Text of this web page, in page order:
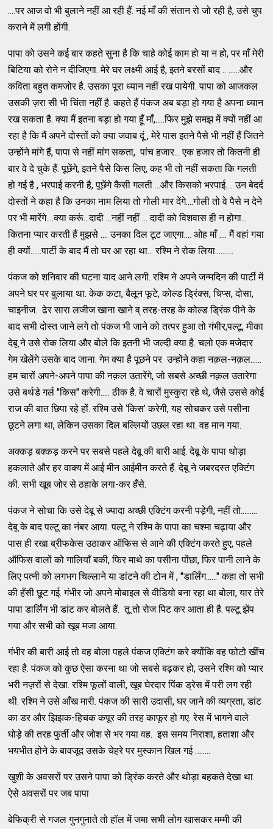
....पर आज वो भी बुलाने नहीं आ रही हैं. नई माँ की संतान रो जो रही है, उसे चुप
कराने में लगी होंगी.
पापा को उसने कई बार कहते सुना है कि चाहे कोई काम हो या न हो, पर माँ मेरी
बिटिया को रोने न दीजिएगा. मेरे घर लक्ष्मी आई है, इतने बरसों बाद .. ......और
कविता बहुत कमजोर है. उसका पूरा ध्यान नहीं रख पायेगी. पापा को आजकल
उसकी ज़रा सी भी चिंता नहीं है. कहते हैं पंकज अब बड़ा हो गया है अपना ध्यान
रख सकता है. क्या मैं इतना बड़ा हो गया हूँ माँ,.....फिर मुझे समझ में क्यों नहीं आ
रहा है कि मैं अपने दोस्तों को क्या जवाब दूं , मेरे पास इतने पैसे भी नहीं हैं जितने
उन्होंने मांगे हैं, पापा से नहीं मांग सकता, पांच हजार... एक हजार तो कितनी ही
बार वे दे चुके हैं. पूछेंगे, इतने पैसे किस लिए, कह भी तो नहीं सकता कि गलती
हो गई है , भरपाई करनी है, पूछेंगे कैसी गलती ...और किसको भरपाई.... उन बेदर्द
दोस्तों ने कहा है कि उनका नाम लिया तो गोली मार देंगे....गोली तो वे पैसे न देने
पर भी मारेंगे....क्या करूं...दादी ...नहीं नहीं ... दादी को विशवास ही न होगा...
कितना प्यार करती हैं मुझसे .... उनका दिल टूट जाएगा.... ओह माँ .... मैं वहां गया
ही क्यों......पार्टी के बाद मैं तो घर आ रहा था... रश्मि ने रोक लिया..........
पंकज को शनिवार की घटना याद आने लगी. रश्मि ने अपने जन्मदिन की पार्टी में
अपने घर पर बुलाया था. केक कटा, बैलून फूटे, कोल्ड ड्रिंक्स, चिप्स, दोसा,
चाइनीज. ढेर सारा लजीज खाना खाने व् तरह-तरह के कोल्ड ड्रिंक पीने के
बाद सभी दोस्त जाने लगे तो पंकज भी जाने को तत्पर हुआ तो गंभीर,पल्टू, मीका
देबू ने उसे रोक लिया और बोले कि इतनी भी जल्दी क्या है. चलो एक मजेदार
गेम खेलेंगे उसके बाद जाना. गेम क्या है पूछने पर उन्होंने कहा नक़ल-नक़ल......
हम चारों अपने-अपने पापा की नक़ल उतारेंगे, जो सबसे अच्छी नक़ल उतारेगा
उसे बर्थडे गर्ल "किस" करेगी..... ठीक है. वे चारों मुस्कुरा रहे थे, जैसे उससे कोई
राज की बात छिपा रहे हों. रश्मि उसे ‘किस’ करेगी, यह सोचकर उसे पसीना
छूटने लगा था, लेकिन उसका दिल बल्लियों उछल रहा था. वह मान गया.
अक्कड़ बक्कड़ करने पर सबसे पहले देबू की बारी आई. देबू के पापा थोड़ा
हकलाते और हर वाक्य में आई मीन आईमीन करते हैं. देबू ने जबरदस्त एक्टिंग
की. सभी खूब जोर से ठहाके लगा-कर हँसे.
पंकज ने सोचा कि उसे देबू से ज्यादा अच्छी एक्टिंग करनी पड़ेगी, नहीं तो.........
देबू के बाद पल्टू का नंबर आया. पल्टू ने रश्मि के पापा का चश्मा चढ़ाया और
पास ही रखा ब्रीफकेस उठाकर ऑफिस से आने की एक्टिंग करते हुए, पहले
ऑफिस वालों को गालियाँ बकी, फिर माथे का पसीना पोंछा, फिर पानी लाने के
लिए पत्नी को लगभग चिल्लाने या डांटने की टोन में , "डार्लिंग......" कहा तो सभी
की हँसी छूट गई. गंभीर जो अपने मोबाइल से वीडियो बना रहा था बोला, यार तेरे
पापा डार्लिंग भी डांट कर बोलते हैं. तू तो रोज पिट कर आता ही है. पल्टू झेंप
गया और सभी को खूब मजा आया.
गंभीर की बारी आई तो वह बोला पहले पंकज एक्टिंग करे क्योंकि वह फोटो खींच
रहा है. पंकज को कुछ ऐसा करना था जो सबसे बढ़कर हो, उसने रश्मि को प्यार
भरी नज़रों से देखा. रश्मि फूलों वाली, खूब घेरदार पिंक ड्रेस में परी लग रही
थी. रश्मि ने उसे आँख मारी. पंकज की सारी उदासी, घर जाने की व्यग्रता, डांट
का डर और झिझक-हिचक कपूर की तरह काफूर हो गए. रेस में भागने वाले
घोड़े की तरह फुर्ती और जोश से भर गया वह. इस समय निराशा, हताशा और
भयभीत होने के बावजूद उसके चेहरे पर मुस्कान खिल गई ….....
खुशी के अवसरों पर उसने पापा को ड्रिंक करते और थोड़ा बहकते देखा था.
ऐसे अवसरों पर जब पापा
बेफिक्री से गजल गुनगुनाते तो हॉल में जमा सभी लोग खासकर मम्मी की